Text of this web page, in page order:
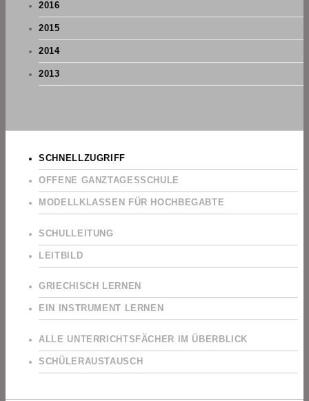
2016
2015
2014
2013
SCHNELLZUGRIFF
OFFENE GANZTAGESSCHULE
MODELLKLASSEN FÜR HOCHBEGABTE
SCHULLEITUNG
LEITBILD
GRIECHISCH LERNEN
EIN INSTRUMENT LERNEN
ALLE UNTERRICHTSFÄCHER IM ÜBERBLICK
SCHÜLERAUSTAUSCH